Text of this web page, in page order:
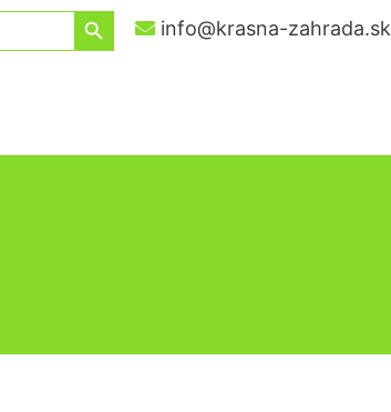
Search Button
info@krasna-zahrada.sk